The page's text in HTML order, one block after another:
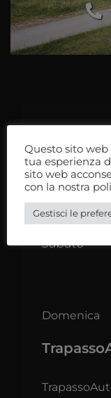
Lunedì –
Domenica
Questo sito
tua esperienza
sito web
con la nostra
Gestisci le